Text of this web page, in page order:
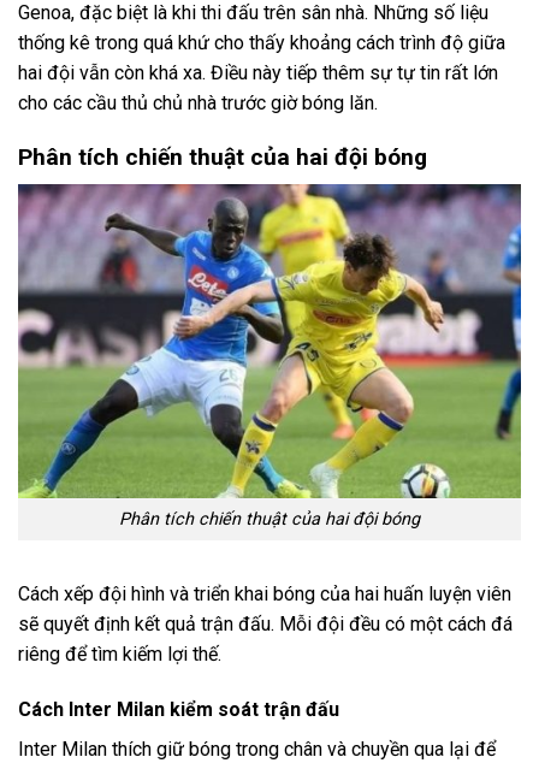
Genoa, đặc biệt là khi thi đấu trên sân nhà. Những số liệu
thống kê trong quá khứ cho thấy khoảng cách trình độ giữa
hai đội vẫn còn khá xa. Điều này tiếp thêm sự tự tin rất lớn
cho các cầu thủ chủ nhà trước giờ bóng lăn.
Phân tích chiến thuật của hai đội bóng
Phân tích chiến thuật của hai đội bóng
Cách xếp đội hình và triển khai bóng của hai huấn luyện viên
sẽ quyết định kết quả trận đấu. Mỗi đội đều có một cách đá
riêng để tìm kiếm lợi thế.
Cách Inter Milan kiểm soát trận đấu
Inter Milan thích giữ bóng trong chân và chuyền qua lại để